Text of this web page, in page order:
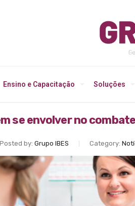
Ensino e Capacitação Soluções
se envolver no
Posted by: Grupo IBES Category: